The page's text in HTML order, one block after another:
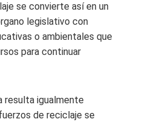
se convierte así en un
legislativo con
o ambientales que
para continuar
resulta igualmente
de reciclaje se